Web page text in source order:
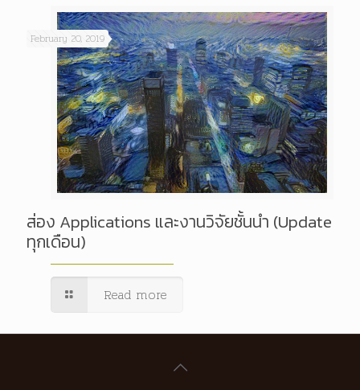
February 20, 2019
ส่อง Applications และงานวิจัยชั้นนำ (Update
ทุกเดือน)
Read more